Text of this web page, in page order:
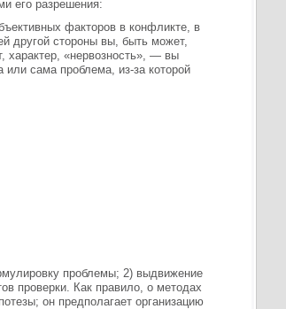
его разрешения:
факторов в конфликте, в
другой стороны вы, быть может,
характер, «нервозность», — вы
сама проблема, из-за которой
проблемы; 2) выдвижение
проверки. Как правило, о методах
он предполагает организацию